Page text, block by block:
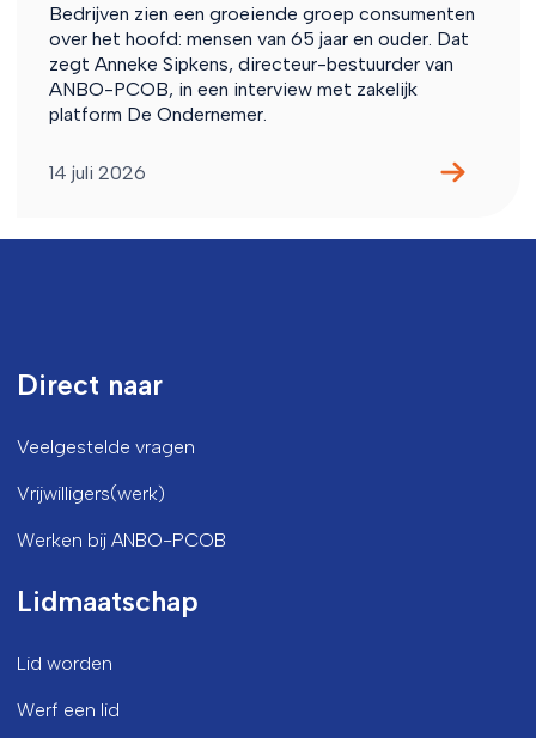
Bedrijven zien een groeiende groep consumenten
over het hoofd: mensen van 65 jaar en ouder. Dat
zegt Anneke Sipkens, directeur-bestuurder van
ANBO-PCOB, in een interview met zakelijk
platform De Ondernemer.
14 juli 2026
Direct naar
Veelgestelde vragen
Vrijwilligers(werk)
Werken bij ANBO-PCOB
Lidmaatschap
Lid worden
Werf een lid